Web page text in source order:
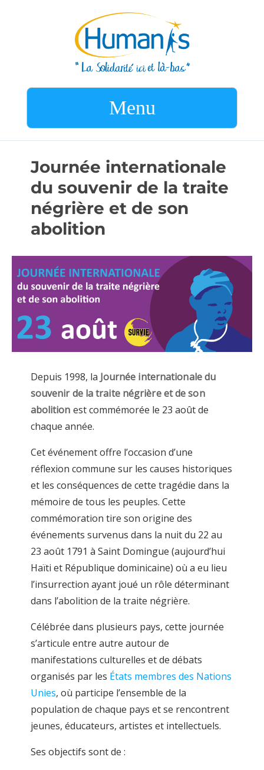
Menu
Journée internationale
du souvenir de la traite
négrière et de son
abolition
Depuis 1998, la Journée internationale du
souvenir de la traite négrière et de son
abolition est commémorée le 23 août de
chaque année.
Cet événement offre l’occasion d’une
réflexion commune sur les causes historiques
et les conséquences de cette tragédie dans la
mémoire de tous les peuples. Cette
commémoration tire son origine des
événements survenus dans la nuit du 22 au
23 août 1791 à Saint Domingue (aujourd’hui
Haïti et République dominicaine) où a eu lieu
l’insurrection ayant joué un rôle déterminant
dans l’abolition de la traite négrière.
Célébrée dans plusieurs pays, cette journée
s’articule entre autre autour de
manifestations culturelles et de débats
organisés par les États membres des Nations
Unies, où participe l’ensemble de la
population de chaque pays et se rencontrent
jeunes, éducateurs, artistes et intellectuels.
Ses objectifs sont de :